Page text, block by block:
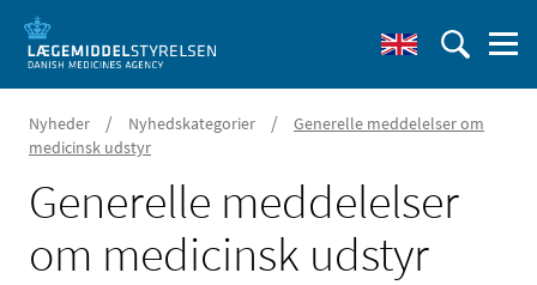
Nyheder / Nyhedskategorier /
Generelle meddelelser om
medicinsk udstyr
Generelle meddelelser
om medicinsk udstyr